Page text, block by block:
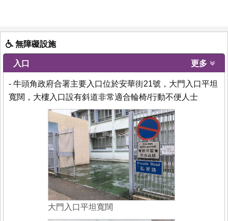
無障礙設施
入口 更多
- 牛頭角政府合署主要入口位於安華街21號，大門入口平坦
寬闊，大樓入口設有斜道非常適合輪椅/行動不便人士
大門入口平坦寬闊